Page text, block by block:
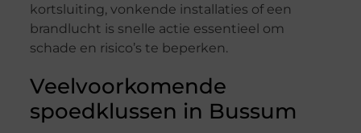
kortsluiting, vonkende installaties of een
brandlucht is snelle actie essentieel om
schade en risico’s te beperken.
Veelvoorkomende
spoedklussen in Bussum